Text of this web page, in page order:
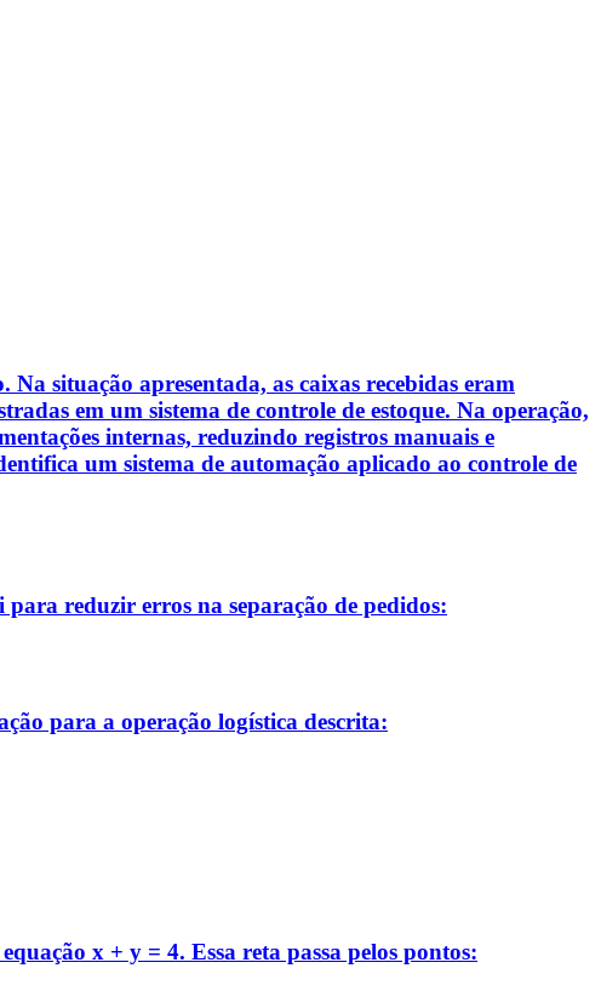
situação apresentada, as caixas recebidas eram
em um sistema de controle de estoque. Na operação,
internas, reduzindo registros manuais e
um sistema de automação aplicado ao controle de
reduzir erros na separação de pedidos:
para a operação logística descrita:
x + y = 4. Essa reta passa pelos pontos: